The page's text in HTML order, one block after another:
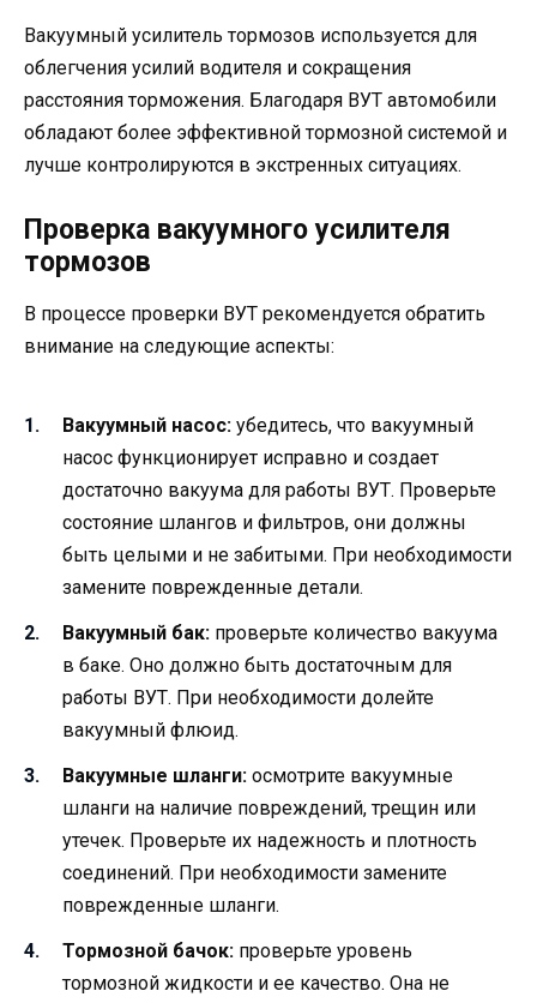
Вакуумный усилитель тормозов используется для
облегчения усилий водителя и сокращения
расстояния торможения. Благодаря ВУТ автомобили
обладают более эффективной тормозной системой и
лучше контролируются в экстренных ситуациях.
Проверка вакуумного усилителя
тормозов
В процессе проверки ВУТ рекомендуется обратить
внимание на следующие аспекты:
Вакуумный насос: убедитесь, что вакуумный
насос функционирует исправно и создает
достаточно вакуума для работы ВУТ. Проверьте
состояние шлангов и фильтров, они должны
быть целыми и не забитыми. При необходимости
замените поврежденные детали.
Вакуумный бак: проверьте количество вакуума
в баке. Оно должно быть достаточным для
работы ВУТ. При необходимости долейте
вакуумный флюид.
Вакуумные шланги: осмотрите вакуумные
шланги на наличие повреждений, трещин или
утечек. Проверьте их надежность и плотность
соединений. При необходимости замените
поврежденные шланги.
Тормозной бачок: проверьте уровень
тормозной жидкости и ее качество. Она не